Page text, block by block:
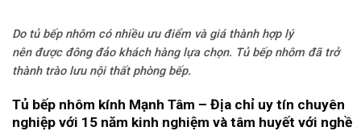
Do tủ bếp nhôm có nhiều ưu điểm và giá thành hợp lý
nên được đông đảo khách hàng lựa chọn. Tủ bếp nhôm đã trở
thành trào lưu nội thất phòng bếp.
Tủ bếp nhôm kính Mạnh Tâm – Địa chỉ uy tín chuyên
nghiệp với 15 năm kinh nghiệm và tâm huyết với nghề